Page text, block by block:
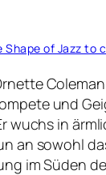
Shape of Jazz to
und
wuchs in
an sowohl
im Süden